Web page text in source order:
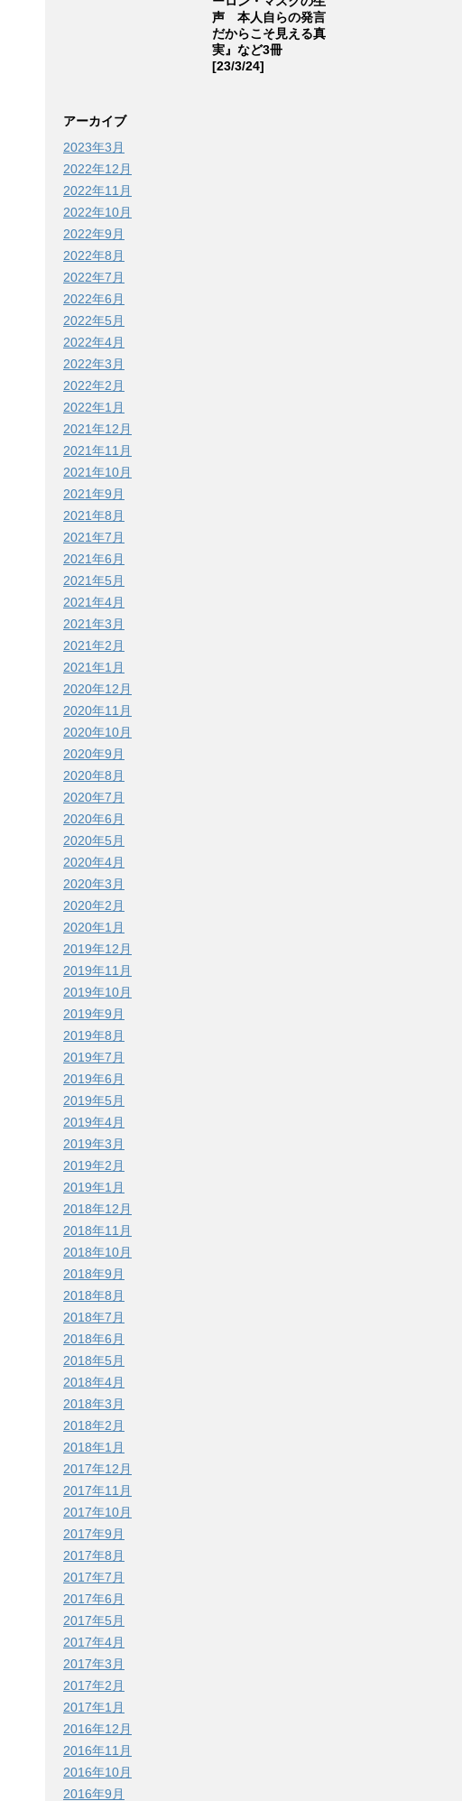
声 本人自らの発言
だからこそ見える真
実』など3冊
[23/3/24]
アーカイブ
2023年3月
2022年12月
2022年11月
2022年10月
2022年9月
2022年8月
2022年7月
2022年6月
2022年5月
2022年4月
2022年3月
2022年2月
2022年1月
2021年12月
2021年11月
2021年10月
2021年9月
2021年8月
2021年7月
2021年6月
2021年5月
2021年4月
2021年3月
2021年2月
2021年1月
2020年12月
2020年11月
2020年10月
2020年9月
2020年8月
2020年7月
2020年6月
2020年5月
2020年4月
2020年3月
2020年2月
2020年1月
2019年12月
2019年11月
2019年10月
2019年9月
2019年8月
2019年7月
2019年6月
2019年5月
2019年4月
2019年3月
2019年2月
2019年1月
2018年12月
2018年11月
2018年10月
2018年9月
2018年8月
2018年7月
2018年6月
2018年5月
2018年4月
2018年3月
2018年2月
2018年1月
2017年12月
2017年11月
2017年10月
2017年9月
2017年8月
2017年7月
2017年6月
2017年5月
2017年4月
2017年3月
2017年2月
2017年1月
2016年12月
2016年11月
2016年10月
2016年9月